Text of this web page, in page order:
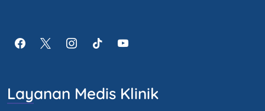
Layanan Medis Klinik